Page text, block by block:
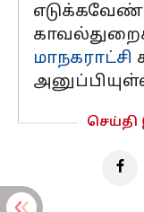
மாநகராட்சி
செய்தி